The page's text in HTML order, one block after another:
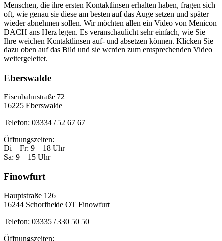
Menschen, die ihre ersten Kontaktlinsen erhalten haben, fragen sich
oft, wie genau sie diese am besten auf das Auge setzen und später
wieder abnehmen sollen. Wir möchten allen ein Video von Menicon
DACH ans Herz legen. Es veranschaulicht sehr einfach, wie Sie
Ihre weichen Kontaktlinsen auf- und absetzen können. Klicken Sie
dazu oben auf das Bild und sie werden zum entsprechenden Video
weitergeleitet.
Eberswalde
Eisenbahnstraße 72
16225 Eberswalde
Telefon: 03334 / 52 67 67
Öffnungszeiten:
Di – Fr: 9 – 18 Uhr
Sa: 9 – 15 Uhr
Finowfurt
Hauptstraße 126
16244 Schorfheide OT Finowfurt
Telefon: 03335 / 330 50 50
Öffnungszeiten: